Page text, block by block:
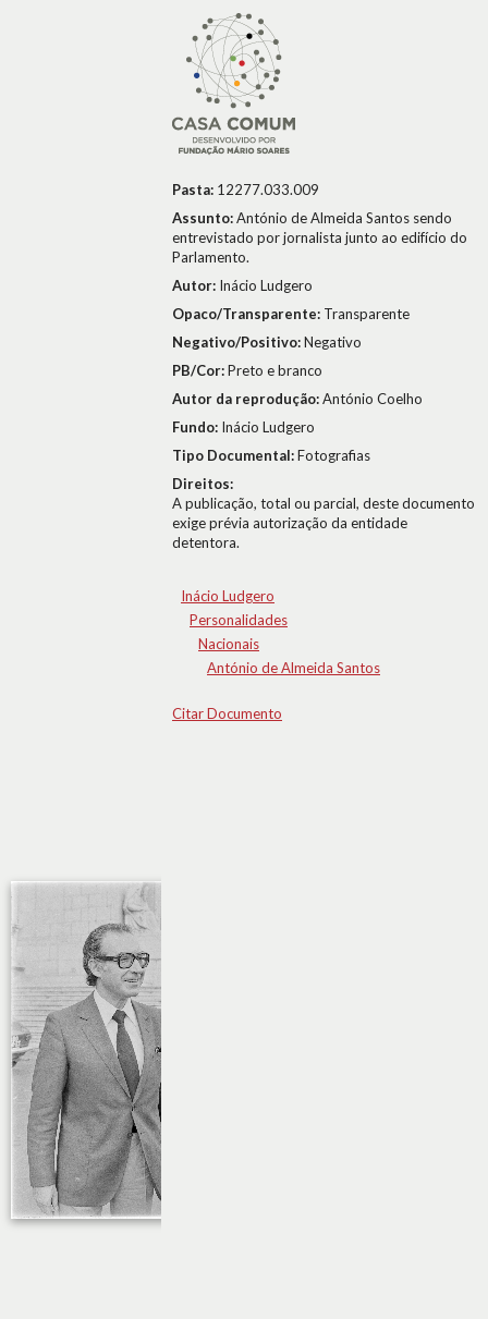
Pasta: 12277.033.009
Assunto:António de Almeida Santos sendo
entrevistado por jornalista junto ao edifício do
Parlamento.
Autor: Inácio Ludgero
Opaco/Transparente: Transparente
Negativo/Positivo:Negativo
PB/Cor:Preto e branco
Autor da reprodução:António Coelho
Fundo: Inácio Ludgero
Tipo Documental:Fotografias
Direitos:
A publicação, total ou parcial, deste documento
exige prévia autorização da entidade
detentora.
Inácio Ludgero
Personalidades
Nacionais
António de Almeida Santos
Citar Documento